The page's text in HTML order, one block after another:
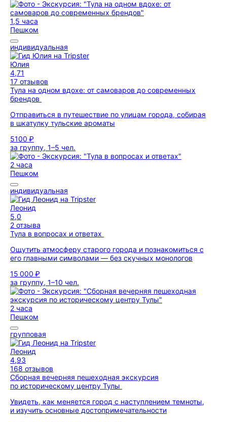
1,5 часа
Пешком
индивидуальная
Юлия
4,71
17 отзывов
Тула на одном вдохе: от самоваров до современных
брендов
Отправиться в путешествие по улицам города, собирая
в шкатулку тульские ароматы
5100 ₽
за группу, 1–5 чел.
2 часа
Пешком
индивидуальная
Леонид
5,0
2 отзыва
Тула в вопросах и ответах
Ощутить атмосферу старого города и познакомиться с
его главными символами — без скучных монологов
15 000 ₽
за группу, 1–10 чел.
2 часа
Пешком
групповая
Леонид
4,93
168 отзывов
Сборная вечерняя пешеходная экскурсия
по историческому центру Тулы
Увидеть, как меняется город с наступлением темноты,
и изучить основные достопримечательности